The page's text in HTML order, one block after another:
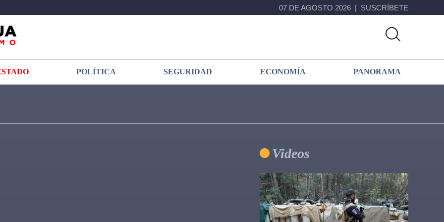
07 DE AGOSTO 2026 SUSCRÍBETE
POLÍTICA SEGURIDAD ECONOMÍA PANORAMA
Primary
Videos